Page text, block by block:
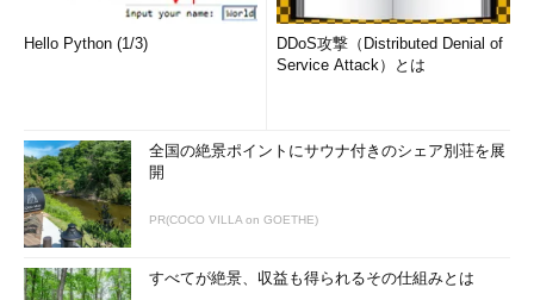
Hello Python (1/3)
DDoS攻撃（Distributed Denial of
Service Attack）とは
全国の絶景ポイントにサウナ付きのシェア別荘を展
開
PR(COCO VILLA on GOETHE)
すべてが絶景、収益も得られるその仕組みとは